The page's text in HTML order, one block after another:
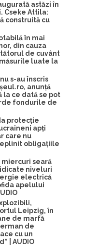
astăzi în
Cseke Attila:
construită cu
în mai
din cauza
de cuvânt
luate la
s-au înscris
anunță
la ce dată se pot
fondurile de
protecție
apți
care nu
obligațiile
miercuri seară
niveluri
electrică
apelului
Leipzig, în
de marfă
de
cu un
| AUDIO